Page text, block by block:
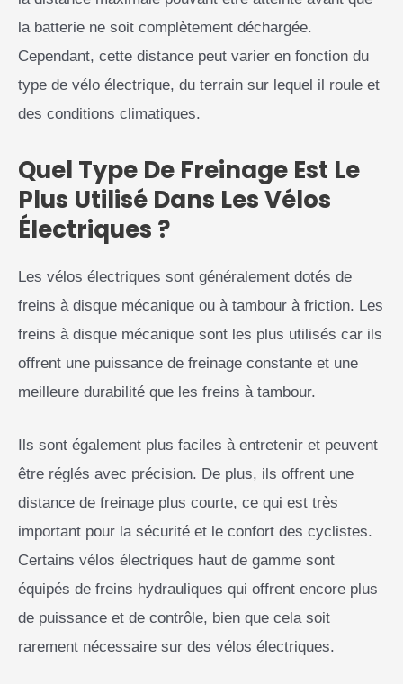
la batterie ne soit complètement déchargée.
Cependant, cette distance peut varier en fonction du
type de vélo électrique, du terrain sur lequel il roule et
des conditions climatiques.
Quel Type De Freinage Est Le
Plus Utilisé Dans Les Vélos
Électriques ?
Les vélos électriques sont généralement dotés de
freins à disque mécanique ou à tambour à friction. Les
freins à disque mécanique sont les plus utilisés car ils
offrent une puissance de freinage constante et une
meilleure durabilité que les freins à tambour.
Ils sont également plus faciles à entretenir et peuvent
être réglés avec précision. De plus, ils offrent une
distance de freinage plus courte, ce qui est très
important pour la sécurité et le confort des cyclistes.
Certains vélos électriques haut de gamme sont
équipés de freins hydrauliques qui offrent encore plus
de puissance et de contrôle, bien que cela soit
rarement nécessaire sur des vélos électriques.